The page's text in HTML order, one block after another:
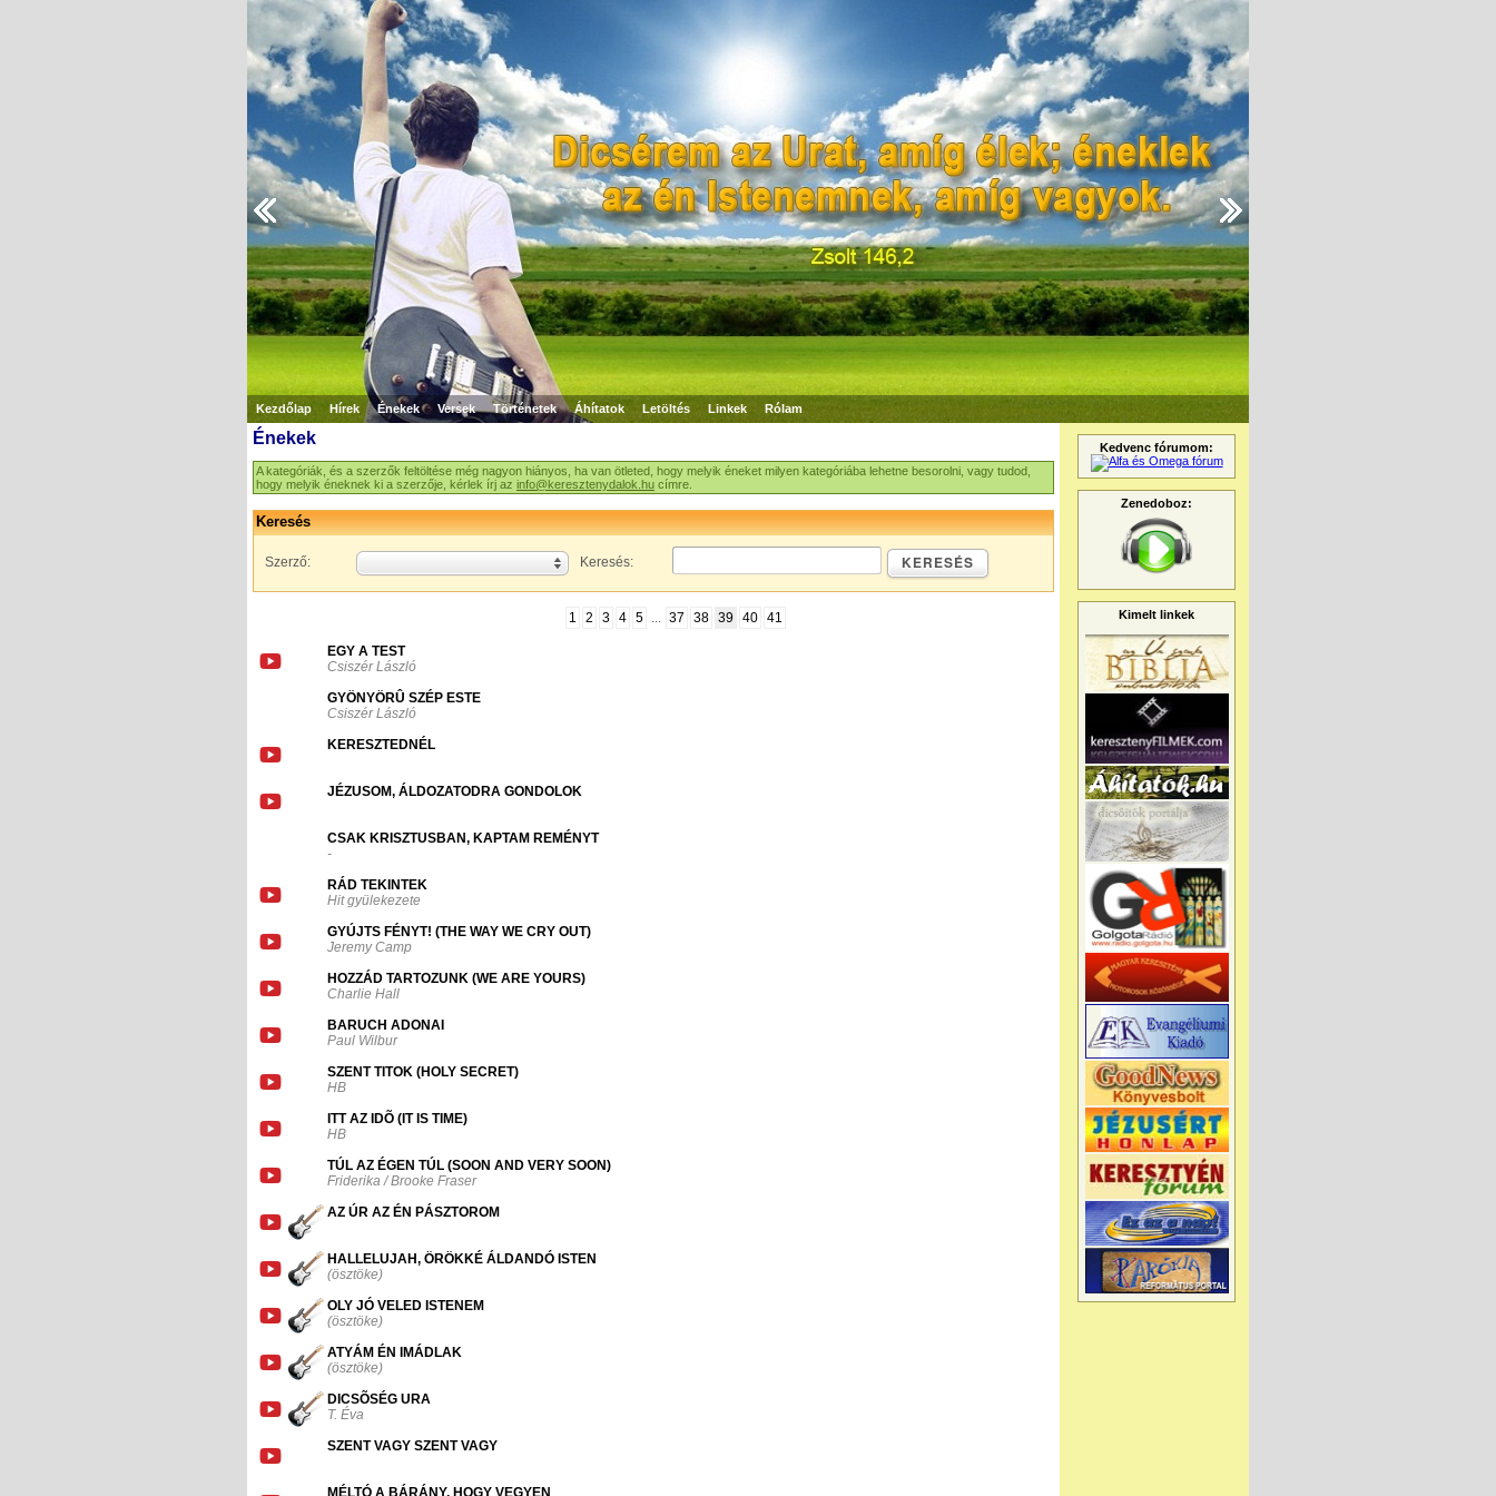
Kezdőlap Hírek Énekek Versek Történetek Áhítatok Letöltés Linkek Rólam
Énekek
A kategóriák, és a szerzők feltöltése még nagyon hiányos, ha van ötleted, hogy melyik éneket milyen kategóriába lehetne besorolni, vagy tudod,
hogy melyik éneknek ki a szerzője, kérlek írj az info@keresztenydalok.hu címre.
Keresés
Szerző: Keresés: KERESÉS
1 2 3 4 5 37 38 39 40 41
EGY A TEST
Csiszér László
GYÖNYÖRÛ SZÉP ESTE
Csiszér László
KERESZTEDNÉL
JÉZUSOM, ÁLDOZATODRA GONDOLOK
CSAK KRISZTUSBAN, KAPTAM REMÉNYT
-
RÁD TEKINTEK
Hit gyülekezete
GYÚJTS FÉNYT! (THE WAY WE CRY OUT)
Jeremy Camp
HOZZÁD TARTOZUNK (WE ARE YOURS)
Charlie Hall
BARUCH ADONAI
Paul Wilbur
SZENT TITOK (HOLY SECRET)
HB
ITT AZ IDÕ (IT IS TIME)
HB
TÚL AZ ÉGEN TÚL (SOON AND VERY SOON)
Friderika / Brooke Fraser
AZ ÚR AZ ÉN PÁSZTOROM
HALLELUJAH, ÖRÖKKÉ ÁLDANDÓ ISTEN
(ösztöke)
OLY JÓ VELED ISTENEM
(ösztöke)
ATYÁM ÉN IMÁDLAK
(ösztöke)
DICSÕSÉG URA
T. Éva
SZENT VAGY SZENT VAGY
MÉLTÓ A BÁRÁNY, HOGY VEGYEN
Kedvenc fórumom:
Zenedoboz:
Kimelt linkek